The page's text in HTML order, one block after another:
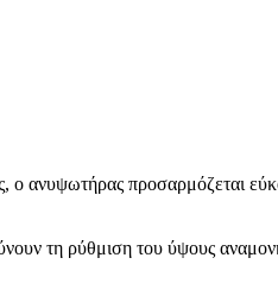
ανυψωτήρας προσαρμόζεται
τη ρύθμιση του ύψους